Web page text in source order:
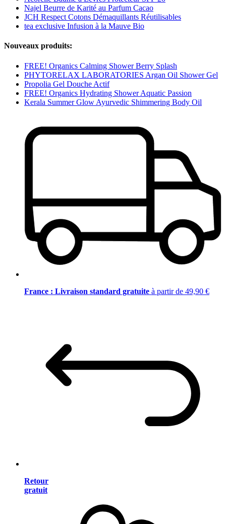
Najel Beurre de Karité au Parfum Cacao
JCH Respect Cotons Démaquillants Réutilisables
tea exclusive Infusion à la Mauve Bio
Nouveaux produits:
FREE! Organics Calming Shower Berry Splash
PHYTORELAX LABORATORIES Argan Oil Shower Gel
Propolia Gel Douche Actif
FREE! Organics Hydrating Shower Aquatic Passion
Kerala Summer Glow Ayurvedic Shimmering Body Oil
France : Livraison standard gratuite à partir de 49,90 €
Retour
gratuit